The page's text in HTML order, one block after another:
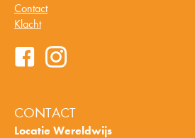
Contact
Klacht
CONTACT
Locatie Wereldwijs